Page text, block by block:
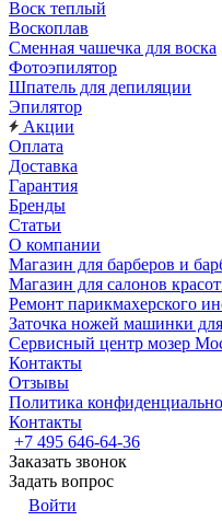
Воск теплый
Воскоплав
Сменная чашечка для воска
Фотоэпилятор
Шпатель для депиляции
Эпилятор
Акции
Оплата
Доставка
Гарантия
Бренды
Статьи
О компании
Магазин для барберов и
Магазин для салонов
Ремонт парикмахерского
Заточка ножей машинки
Сервисный центр мозер
Контакты
Отзывы
Политика
Контакты
+7 495 646-64-36
Заказать звонок
Задать вопрос
Войти